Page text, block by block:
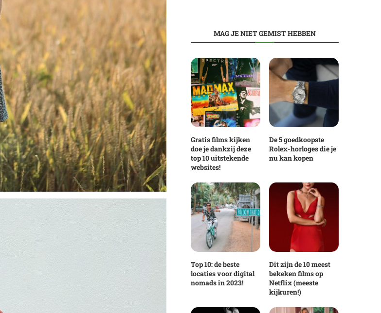
MAG JE NIET GEMIST HEBBEN
Gratis films kijken
doe je dankzij deze
top 10 uitstekende
websites!
De 5 goedkoopste
Rolex-horloges die je
nu kan kopen
Top 10: de beste
locaties voor digital
nomads in 2023!
Dit zijn de 10 meest
bekeken films op
Netflix (meeste
kijkuren!)